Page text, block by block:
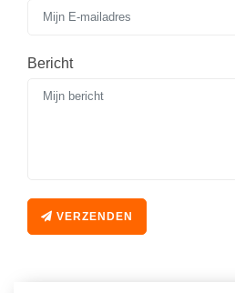
Seksualiteit
Onderwijsvacatures
Afscheidstekst collega
Studieschuld & Hypotheek
Nieuwsbrief archief
Bericht
VERZENDEN